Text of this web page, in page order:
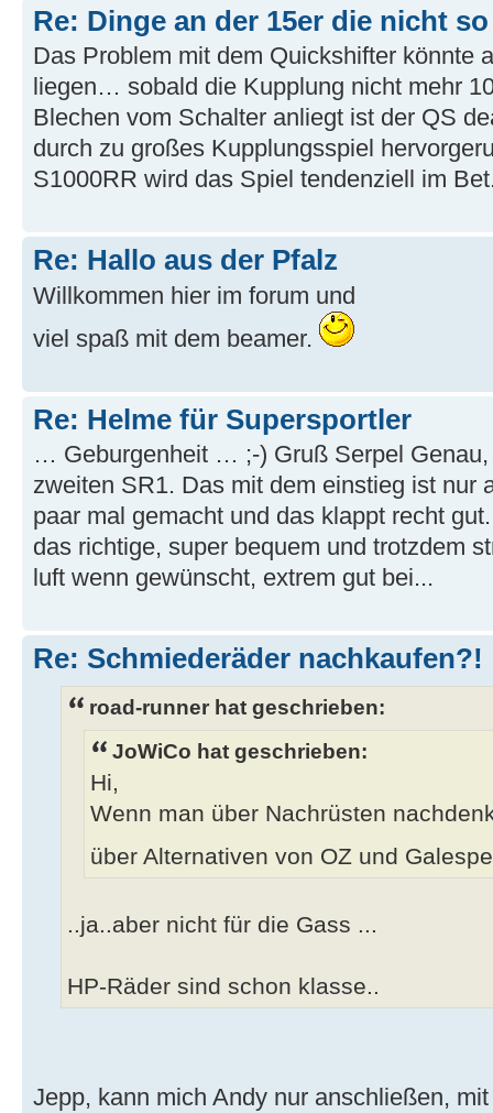
Re: Dinge an der 15er die nicht
Das Problem mit dem Quickshifter könnte
liegen… sobald die Kupplung nicht mehr
Blechen vom Schalter anliegt ist der QS
durch zu großes Kupplungsspiel
S1000RR wird das Spiel tendenziell im
Re: Hallo aus der Pfalz
Willkommen hier im forum und
viel spaß mit dem beamer.
Re: Helme für Supersportler
… Geburgenheit … ;-) Gruß Serpel Genau,
zweiten SR1. Das mit dem einstieg ist nur
paar mal gemacht und das klappt recht
das richtige, super bequem und trotzdem
luft wenn gewünscht, extrem gut bei...
Re: Schmiederäder nachkaufen?!
road-runner hat geschrieben:
JoWiCo hat geschrieben:
Hi,
Wenn man über Nachrüsten
über Alternativen von OZ und
..ja..aber nicht für die Gass ...
HP-Räder sind schon klasse..
Jepp, kann mich Andy nur anschließen,